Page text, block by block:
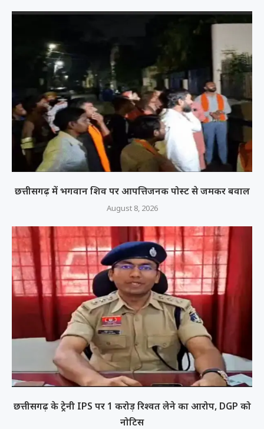
छत्तीसगढ़ में भगवान शिव पर आपत्तिजनक पोस्ट से जमकर बवाल
August 8, 2026
छत्तीसगढ़ के ट्रेनी IPS पर 1 करोड़ रिश्वत लेने का आरोप, DGP को
नोटिस